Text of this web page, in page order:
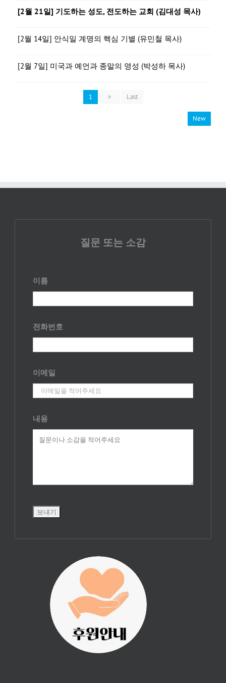
[2월 21일] 기도하는 성도, 전도하는 교회 (김대성 목사)
[2월 14일] 안식일 계명의 핵심 기별 (유민철 목사)
[2월 7일] 미국과 예언과 종말의 영성 (박성하 목사)
1 » Last
New
질문 또는 소감
이름
전화번호
이메일
내용
진리횃불 사역은
여러분의 후원으
로 이루어집니다.